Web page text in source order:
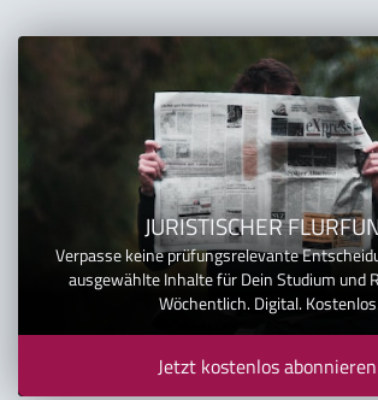
JURISTISCHER
Verpasse keine prüfungsrelevante
ausgewählte Inhalte für Dein Studium und
Wöchentlich. Digital.
Jetzt kostenlos